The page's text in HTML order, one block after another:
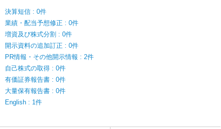
決算短信 : 0件
業績・配当予想修正 : 0件
増資及び株式分割 : 0件
開示資料の追加訂正 : 0件
PR情報・その他開示情報 : 2件
自己株式の取得 : 0件
有価証券報告書 : 0件
大量保有報告書 : 0件
English : 1件